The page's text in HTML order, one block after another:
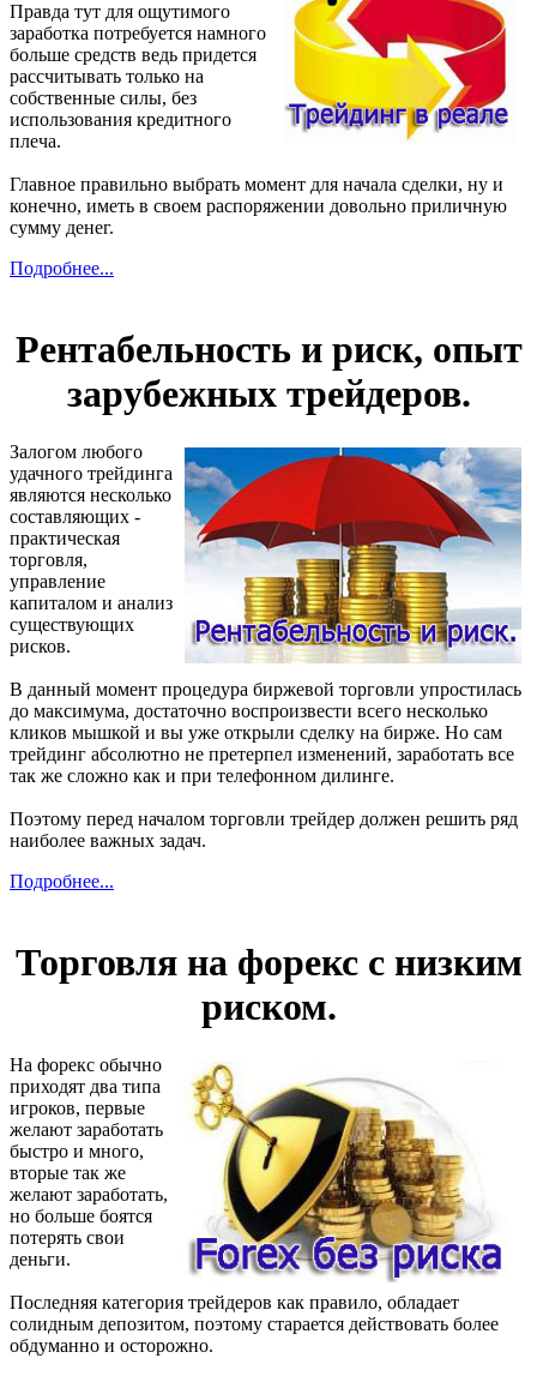
Правда тут для ощутимого
заработка потребуется намного
больше средств ведь придется
рассчитывать только на
собственные силы, без
использования кредитного
плеча.
Главное правильно выбрать момент для начала сделки, ну и
конечно, иметь в своем распоряжении довольно приличную
сумму денег.
Подробнее...
Рентабельность и риск, опыт
зарубежных трейдеров.
Залогом любого
удачного трейдинга
являются несколько
составляющих -
практическая
торговля,
управление
капиталом и анализ
существующих
рисков.
В данный момент процедура биржевой торговли упростилась
до максимума, достаточно воспроизвести всего несколько
кликов мышкой и вы уже открыли сделку на бирже. Но сам
трейдинг абсолютно не претерпел изменений, заработать все
так же сложно как и при телефонном дилинге.
Поэтому перед началом торговли трейдер должен решить ряд
наиболее важных задач.
Подробнее...
Торговля на форекс с низким
риском.
На форекс обычно
приходят два типа
игроков, первые
желают заработать
быстро и много,
вторые так же
желают заработать,
но больше боятся
потерять свои
деньги.
Последняя категория трейдеров как правило, обладает
солидным депозитом, поэтому старается действовать более
обдуманно и осторожно.